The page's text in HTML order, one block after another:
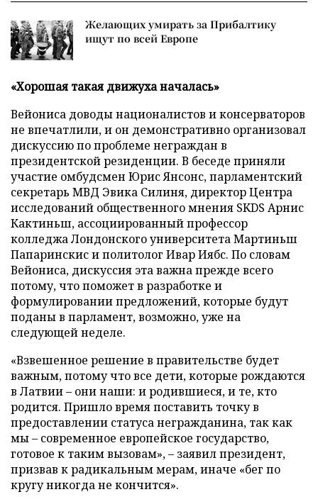
Желающих умирать за Прибалтику
ищут по всей Европе
«Хорошая такая движуха началась»
Вейониса доводы националистов и консерваторов
не впечатлили, и он демонстративно организовал
дискуссию по проблеме неграждан в
президентской резиденции. В беседе приняли
участие омбудсмен Юрис Янсонс, парламентский
секретарь МВД Эвика Силиня, директор Центра
исследований общественного мнения SKDS Арнис
Кактиньш, ассоциированный профессор
колледжа Лондонского университета Мартиньш
Папаринскис и политолог Ивар Иябс. По словам
Вейониса, дискуссия эта важна прежде всего
потому, что поможет в разработке и
формулировании предложений, которые будут
поданы в парламент, возможно, уже на
следующей неделе.
«Взвешенное решение в правительстве будет
важным, потому что все дети, которые рождаются
в Латвии – они наши: и родившиеся, и те, кто
родится. Пришло время поставить точку в
предоставлении статуса негражданина, так как
мы – современное европейское государство,
готовое к таким вызовам», – заявил президент,
призвав к радикальным мерам, иначе «бег по
кругу никогда не кончится».